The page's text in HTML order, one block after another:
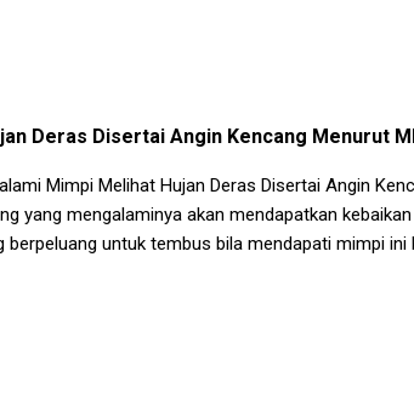
Deras Disertai Angin Kencang Menurut
Mimpi Melihat Hujan Deras Disertai Angin
yang mengalaminya akan mendapatkan
untuk tembus bila mendapati mimpi ini